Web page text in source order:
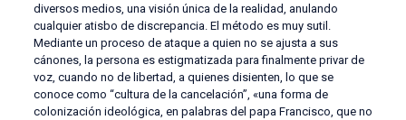
diversos medios, una visión única de la realidad, anulando
cualquier atisbo de discrepancia. El método es muy sutil.
Mediante un proceso de ataque a quien no se ajusta a sus
cánones, la persona es estigmatizada para finalmente privar de
voz, cuando no de libertad, a quienes disienten, lo que se
conoce como “cultura de la cancelación”, «una forma de
colonización ideológica, en palabras del papa Francisco, que no